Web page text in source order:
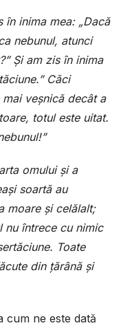
în inima mea: „Dacă
nebunul, atunci
Și am zis în inima
Căci
veșnică decât a
totul este uitat.
omului și a
soartă au
moare și celălalt;
nu întrece cu nimic
Toate
din țărână și
cum ne este dată